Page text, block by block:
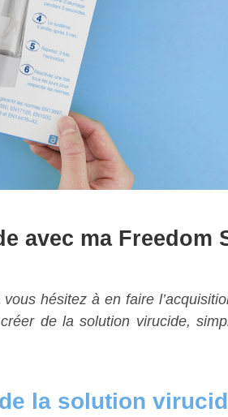
avec ma Freedom
hésitez à en faire
de la solution virucide,
la solution